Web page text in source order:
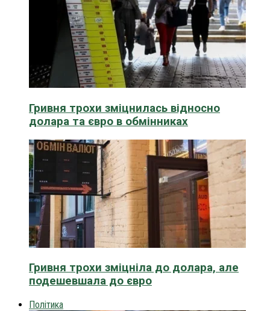
Гривня трохи зміцнилась відносно
долара та євро в обмінниках
Гривня трохи зміцніла до долара, але
подешевшала до євро
Політика